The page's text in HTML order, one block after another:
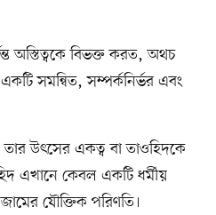
অস্তিত্বকে বিভক্ত করত, অথচ
সমন্বিত, সম্পর্কনির্ভর এবং
উৎসের একত্ব বা তাওহিদকে
এখানে কেবল একটি ধর্মীয়
যৌক্তিক পরিণতি।